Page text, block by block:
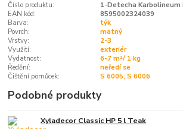
Číslo produktu:
1-Detecha Karbolineum
EAN kód:
8595002324039
Barva:
týk
Povrch:
matný
Vrstvy:
2-3
Využití:
exteriér
Vydatnost:
6-7 m²/ 1 kg
Ředění:
neředí se
Čištění pomůcek:
S 6005, S 6006
Podobné produkty
Xyladecor Classic HP 5 l Teak